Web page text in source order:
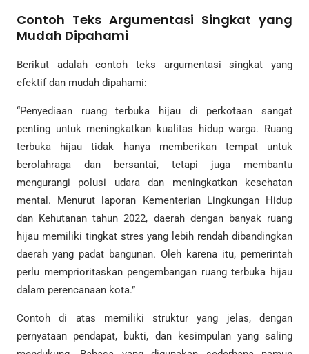
Contoh Teks Argumentasi Singkat yang
Mudah Dipahami
Berikut adalah contoh teks argumentasi singkat yang
efektif dan mudah dipahami:
“Penyediaan ruang terbuka hijau di perkotaan sangat
penting untuk meningkatkan kualitas hidup warga. Ruang
terbuka hijau tidak hanya memberikan tempat untuk
berolahraga dan bersantai, tetapi juga membantu
mengurangi polusi udara dan meningkatkan kesehatan
mental. Menurut laporan Kementerian Lingkungan Hidup
dan Kehutanan tahun 2022, daerah dengan banyak ruang
hijau memiliki tingkat stres yang lebih rendah dibandingkan
daerah yang padat bangunan. Oleh karena itu, pemerintah
perlu memprioritaskan pengembangan ruang terbuka hijau
dalam perencanaan kota.”
Contoh di atas memiliki struktur yang jelas, dengan
pernyataan pendapat, bukti, dan kesimpulan yang saling